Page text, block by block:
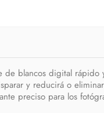
blancos digital rápido
y reducirá o
preciso para los